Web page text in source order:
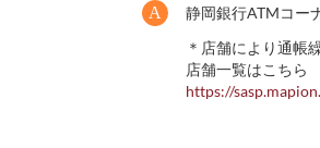
静岡銀行ATMコー
＊店舗により通帳
店舗一覧はこちら
https://